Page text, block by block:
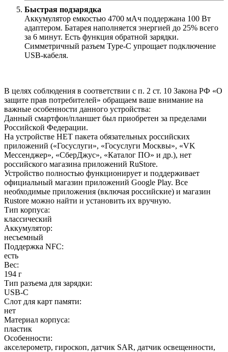
Быстрая подзарядка
Аккумулятор емкостью 4700 мАч поддержана 100 Вт
адаптером. Батарея наполняется энергией до 25% всего
за 6 минут. Есть функция обратной зарядки.
Симметричный разъем Type-C упрощает подключение
USB-кабеля.
В целях соблюдения в соответствии с п. 2 ст. 10 Закона РФ «О
защите прав потребителей» обращаем ваше внимание на
важные особенности данного устройства:
Данный смартфон/планшет был приобретен за пределами
Российской Федерации.
На устройстве НЕТ пакета обязательных российских
приложений («Госуслуги», «Госуслуги Москвы», «VK
Мессенджер», «СберДжус», «Каталог ПО» и др.), нет
российского магазина приложений RuStore.
Устройство полностью функционирует и поддерживает
официальный магазин приложений Google Play. Все
необходимые приложения (включая российские) и магазин
Rustore можно найти и установить их вручную.
Тип корпуса:
классический
Аккумулятор:
несъемный
Поддержка NFC:
есть
Вес:
194 г
Тип разъема для зарядки:
USB-C
Слот для карт памяти:
нет
Материал корпуса:
пластик
Особенности:
акселерометр, гироскоп, датчик SAR, датчик освещенности,